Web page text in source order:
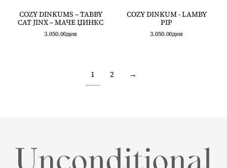
COZY DINKUMS – TABBY
CAT JINX – МАЧЕ ЏИНКС
3.050.00ден
COZY DINKUM - LAMBY
PIP
3.050.00ден
1 2 →